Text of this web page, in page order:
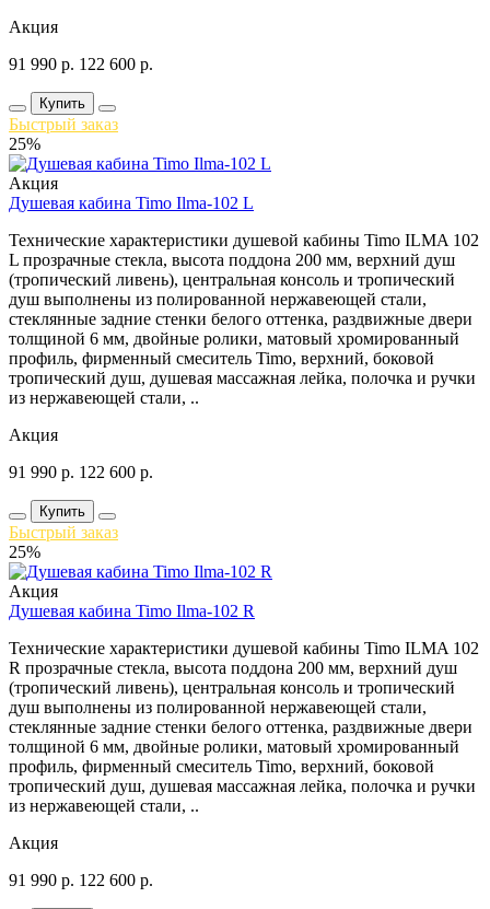
Акция
91 990 р. 122 600 р.
Купить
Быстрый заказ
25%
Акция
Душевая кабина Timo Ilma-102 L
Технические характеристики душевой кабины Timo ILMA 102
L прозрачные стекла, высота поддона 200 мм, верхний душ
(тропический ливень), центральная консоль и тропический
душ выполнены из полированной нержавеющей стали,
стеклянные задние стенки белого оттенка, раздвижные двери
толщиной 6 мм, двойные ролики, матовый хромированный
профиль, фирменный смеситель Timo, верхний, боковой
тропический душ, душевая массажная лейка, полочка и ручки
из нержавеющей стали, ..
Акция
91 990 р. 122 600 р.
Купить
Быстрый заказ
25%
Акция
Душевая кабина Timo Ilma-102 R
Технические характеристики душевой кабины Timo ILMA 102
R прозрачные стекла, высота поддона 200 мм, верхний душ
(тропический ливень), центральная консоль и тропический
душ выполнены из полированной нержавеющей стали,
стеклянные задние стенки белого оттенка, раздвижные двери
толщиной 6 мм, двойные ролики, матовый хромированный
профиль, фирменный смеситель Timo, верхний, боковой
тропический душ, душевая массажная лейка, полочка и ручки
из нержавеющей стали, ..
Акция
91 990 р. 122 600 р.